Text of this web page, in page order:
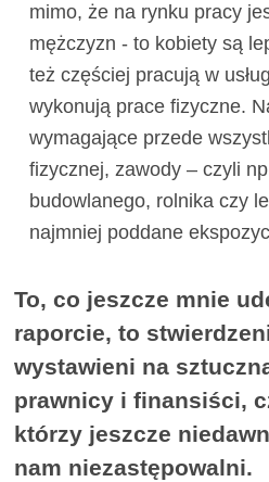
mimo, że na rynku pracy
mężczyzn - to kobiety są
też częściej pracują w
wykonują prace fizyczne.
wymagające przede
fizycznej, zawody – czyli
budowlanego, rolnika czy
najmniej poddane
To, co jeszcze mnie
raporcie, to
wystawieni na
prawnicy i finansiści,
którzy jeszcze
nam niezastępowalni.